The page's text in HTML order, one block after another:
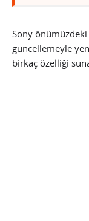
Sony önümüzdeki
güncellemeyle
birkaç özelliği